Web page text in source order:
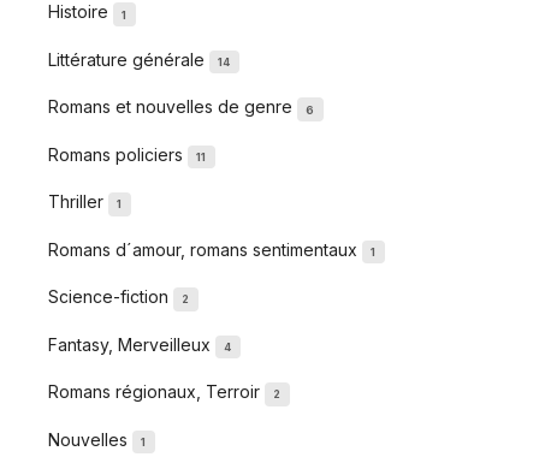
Histoire 1
Littérature générale 14
Romans et nouvelles de genre 6
Romans policiers 11
Thriller 1
Romans d´amour, romans sentimentaux 1
Science-fiction 2
Fantasy, Merveilleux 4
Romans régionaux, Terroir 2
Nouvelles 1